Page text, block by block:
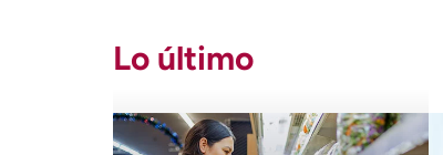
Lo último